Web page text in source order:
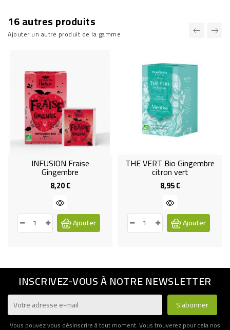
16 autres produits
Ajouter un autre produit de la gamme
INFUSION Fraise
Gingembre
8,20 €Prix
Ajouter
THE VERT Bio Gingembre
citron vert
8,95 €Prix
Ajouter
INSCRIVEZ-VOUS À NOTRE NEWSLETTER
Vous pouvez vous désinscrire à tout moment. Vous trouverez pour cela nos